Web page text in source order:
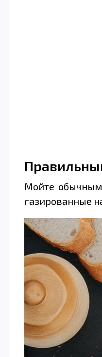
Мойте
газированные